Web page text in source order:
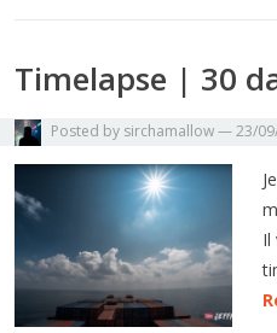
Timelapse | 30
Posted by sirchamallow—23/
Il